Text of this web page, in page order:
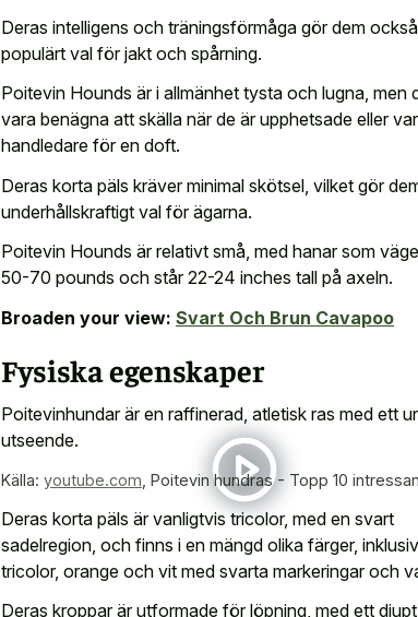
Deras intelligens och träningsförmåga gör dem
populärt val för jakt och spårning.
Poitevin Hounds är i allmänhet tysta och lugna, men
vara benägna att skälla när de är upphetsade eller
handledare för en doft.
Deras korta päls kräver minimal skötsel, vilket gör
underhållskraftigt val för ägarna.
Poitevin Hounds är relativt små, med hanar som
50-70 pounds och står 22-24 inches tall på axeln.
Broaden your view: Svart Och Brun Cavapoo
Fysiska egenskaper
Poitevinhundar är en raffinerad, atletisk ras med ett
utseende.
Källa: youtube.com Poitevin hundras - Topp 10
Deras korta päls är vanligtvis tricolor, med en svart
sadelregion, och finns i en mängd olika färger,
tricolor, orange och vit med svarta markeringar och
Deras kroppar är utformade för löpning, med ett